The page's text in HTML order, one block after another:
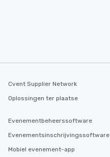
Cvent Supplier Network
Oplossingen ter plaatse
Evenementbeheerssoftware
Evenementsinschrijvingssoftware
Mobiel evenement-app